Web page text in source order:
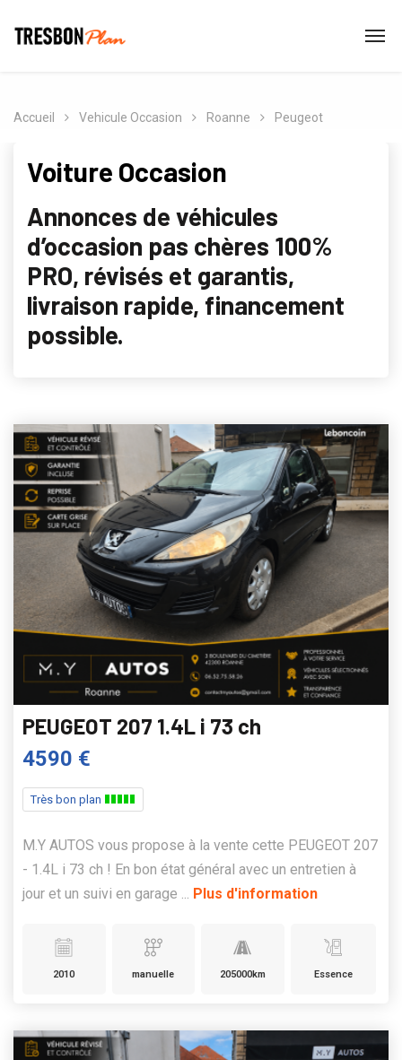
Accueil Vehicule Occasion Roanne Peugeot
Voiture Occasion
Annonces de véhicules
d’occasion pas chères 100%
PRO, révisés et garantis,
livraison rapide, financement
possible.
PEUGEOT 207 1.4L i 73 ch
4590 €
Très bon plan
M.Y AUTOS vous propose à la vente cette PEUGEOT 207
- 1.4L i 73 ch ! En bon état général avec un entretien à
jour et un suivi en garage ... Plus d'information
2010 manuelle 205000km Essence